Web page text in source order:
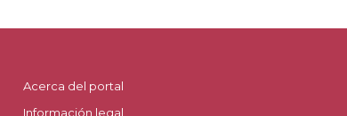
Acerca del portal
Información legal